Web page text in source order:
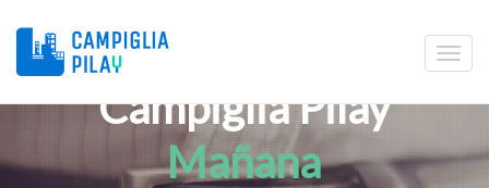
Campiglia Pilay
Mañana